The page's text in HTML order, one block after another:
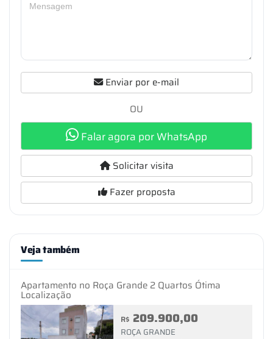
Enviar por e-mail
OU
Falar agora por WhatsApp
Solicitar visita
Fazer proposta
Veja também
Apartamento no Roça Grande 2 Quartos Ótima
Localização
R$ 209.900,00
ROÇA GRANDE